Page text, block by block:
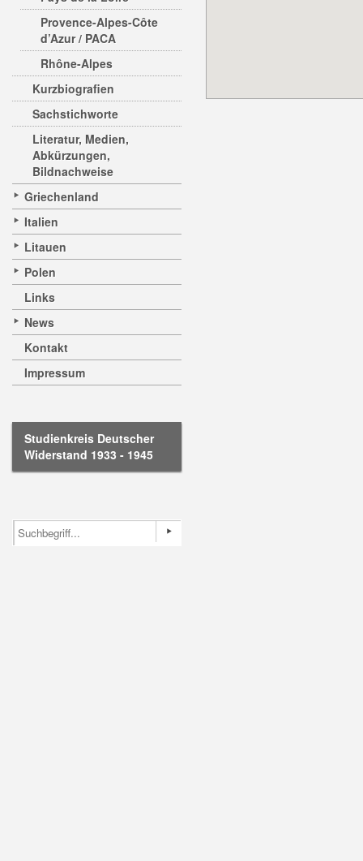
Provence-Alpes-Côte
d’Azur / PACA
Rhône-Alpes
Kurzbiografien
Sachstichworte
Literatur, Medien,
Abkürzungen,
Bildnachweise
Griechenland
Italien
Litauen
Polen
Links
News
Kontakt
Impressum
Studienkreis Deutscher
Widerstand 1933 - 1945